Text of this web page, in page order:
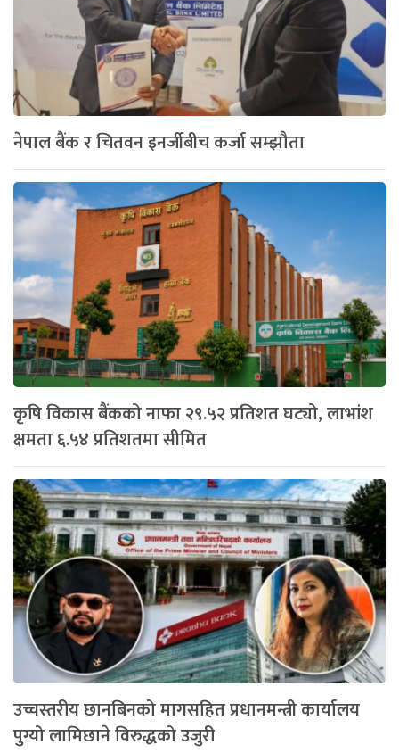
नेपाल बैंक र चितवन इनर्जीबीच कर्जा सम्झौता
कृषि विकास बैंकको नाफा २९.५२ प्रतिशत घट्यो, लाभांश
क्षमता ६.५४ प्रतिशतमा सीमित
उच्चस्तरीय छानबिनको मागसहित प्रधानमन्त्री कार्यालय
पुग्यो लामिछाने विरुद्धको उजुरी